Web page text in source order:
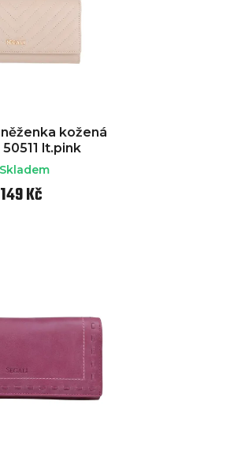
kožená
50511 lt.pink
Skladem
Kč